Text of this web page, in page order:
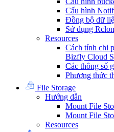
Cấu hình
Đồng bộ dữ
Sử dụng
Resources
Cách tính chi
Bizfly Cloud
Các thông số
Phương thức
File Storage
Hướng dẫn
Mount File
Mount File
Resources